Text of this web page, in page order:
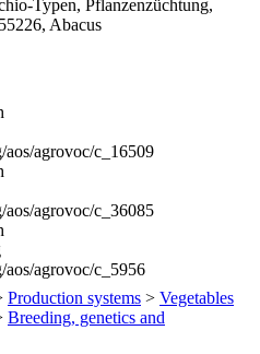
Typen, Pflanzenzüchtung,
Abacus
aos/agrovoc/c_16509
aos/agrovoc/c_36085
aos/agrovoc/c_5956
Production systems > Vegetables
Breeding, genetics and